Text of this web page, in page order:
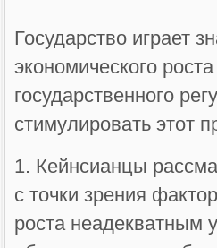
Государство играет
экономического
государственного
стимулировать этот
1. Кейнсианцы
с точки зрения
роста неадекватным